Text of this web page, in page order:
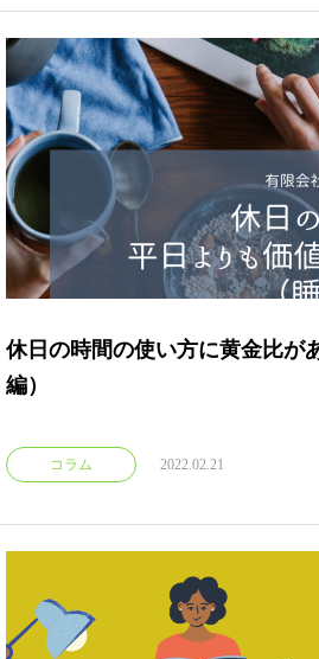
休日の時間の使い方に黄金比が
編）
コラム 2022.02.21